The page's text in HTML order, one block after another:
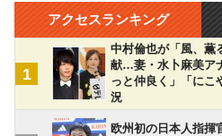
アクセスランキング
1
中村倫也が「風、薫
献…妻・水卜麻美ア
っと仲良く」「にこ
況
欧州初の日本人指揮